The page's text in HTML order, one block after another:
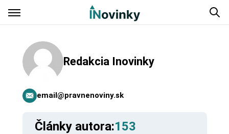
Redakcia Inovinky
email@pravnenoviny.sk
Články autora:153